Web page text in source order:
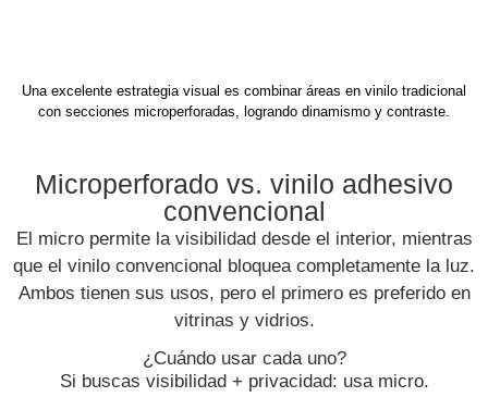
Una excelente estrategia visual es combinar áreas en vinilo tradicional
con secciones microperforadas, logrando dinamismo y contraste.
Microperforado vs. vinilo adhesivo
convencional
El micro permite la visibilidad desde el interior, mientras
que el vinilo convencional bloquea completamente la luz.
Ambos tienen sus usos, pero el primero es preferido en
vitrinas y vidrios.
¿Cuándo usar cada uno?
Si buscas visibilidad + privacidad: usa micro.